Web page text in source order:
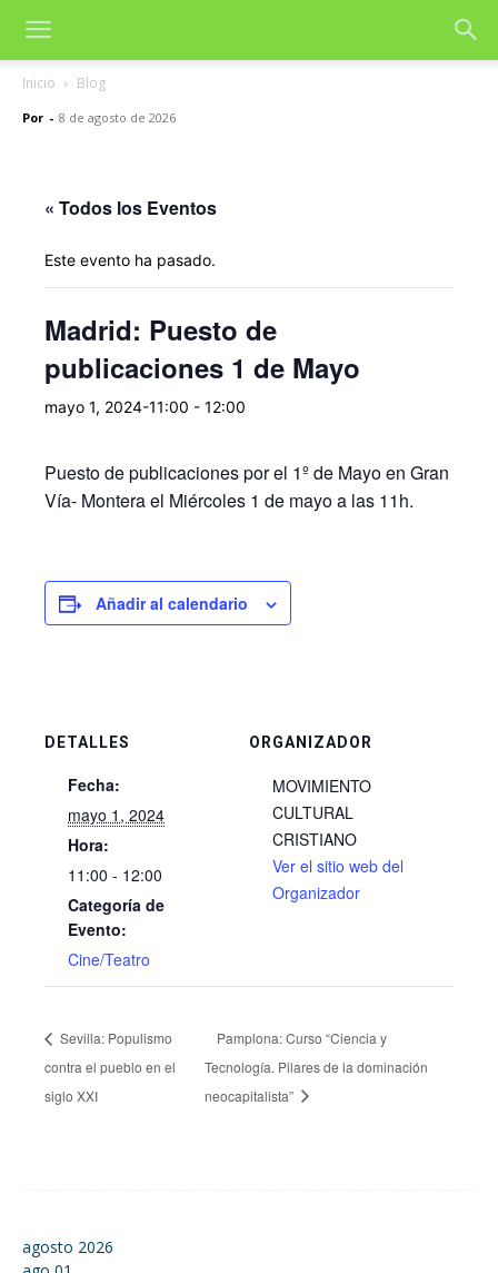
Inicio Blog
Por - 8 de agosto de 2026
« Todos los Eventos
Este evento ha pasado.
Madrid: Puesto de
publicaciones 1 de Mayo
mayo 1, 2024-11:00 - 12:00
Puesto de publicaciones por el 1º de Mayo en Gran
Vía- Montera el Miércoles 1 de mayo a las 11h.
Añadir al calendario
DETALLES
Fecha:
mayo 1, 2024
Hora:
11:00 - 12:00
Categoría de
Evento:
Cine/Teatro
ORGANIZADOR
MOVIMIENTO
CULTURAL
CRISTIANO
Ver el sitio web del
Organizador
Sevilla: Populismo
contra el pueblo en el
siglo XXI
Pamplona: Curso “Ciencia y
Tecnología. Pilares de la dominación
neocapitalista”
agosto 2026